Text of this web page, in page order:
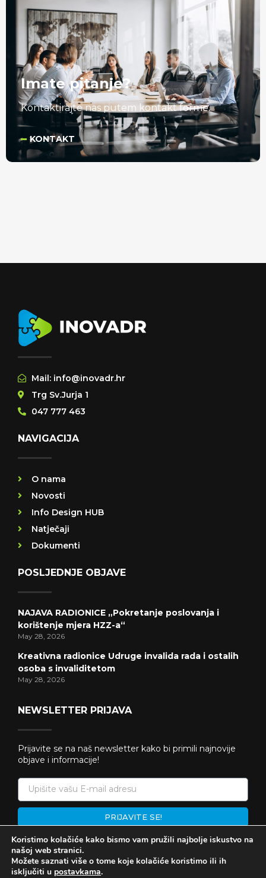
Imate pitanje?
Kontaktirajte nas putem kontakt forme.
KONTAKT
Mail: info@inovadr.hr
Trg Sv.Jurja 1
047 777 463
NAVIGACIJA
O nama
Novosti
Info Design HUB
Natječaji
Dokumenti
POSLJEDNJE OBJAVE
NAJAVA RADIONICE „Pokretanje poslovanja i
korištenje mjera HZZ-a“
May 28, 2026
Kreativna radionice Udruge invalida rada i ostalih
osoba s invaliditetom
May 28, 2026
NEWSLETTER PRIJAVA
Prijavite se na naš newsletter kako bi primili najnovije
objave i informacije!
PRIJAVITE SE!
Koristimo kolačiće kako bismo vam pružili najbolje iskustvo na
našoj web stranici.
Možete saznati više o tome koje kolačiće koristimo ili ih
isključiti u postavkama.